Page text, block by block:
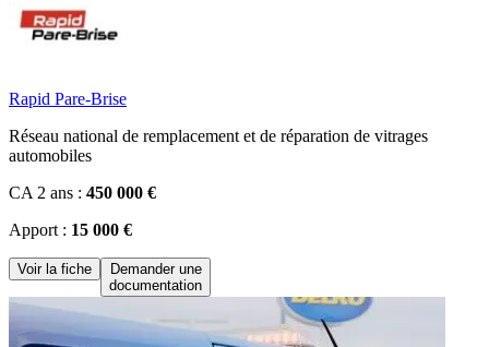
Rapid Pare-Brise
Réseau national de remplacement et de réparation de vitrages
automobiles
CA 2 ans : 450 000 €
Apport : 15 000 €
Voir la fiche
Demander une
documentation